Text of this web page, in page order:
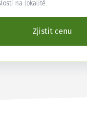
na lokalitě.
Zjistit cenu